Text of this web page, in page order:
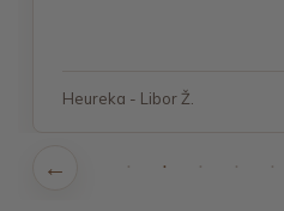
Heureka - Libor Ž.